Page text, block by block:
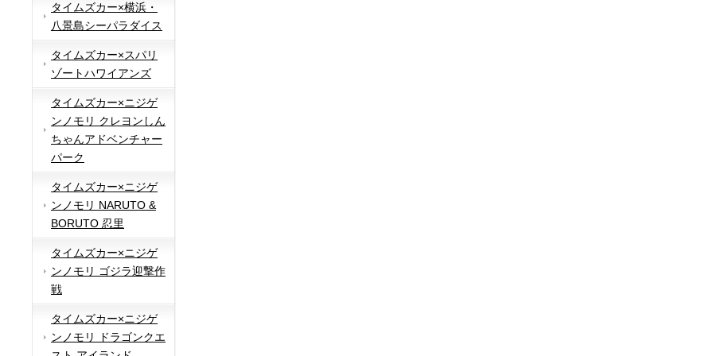
タイムズカー×横浜・
八景島シーパラダイス
タイムズカー×スパリ
ゾートハワイアンズ
タイムズカー×ニジゲ
ンノモリ クレヨンしん
ちゃんアドベンチャー
パーク
タイムズカー×ニジゲ
ンノモリ NARUTO &
BORUTO 忍里
タイムズカー×ニジゲ
ンノモリ ゴジラ迎撃作
戦
タイムズカー×ニジゲ
ンノモリ ドラゴンクエ